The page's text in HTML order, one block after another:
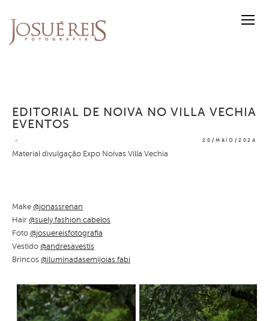
20/MAIO/2024
EDITORIAL DE NOIVA NO VILLA VECHIA
EVENTOS
Material divulgação Expo Noivas Villa Vechia
Make @jonassrenan
Hair @suely.fashion.cabelos
Foto @josuereisfotografia
Vestido @andresavestis
Brincos @iluminadasemijoias.fabi